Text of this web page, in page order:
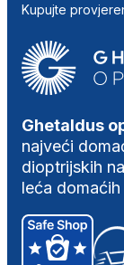
Kupujte
Ghetaldus
najveći
dioptrijskih
leća